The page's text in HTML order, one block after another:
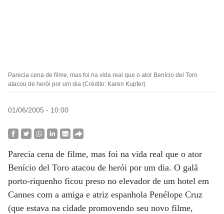
Parecia cena de filme, mas foi na vida real que o ator Benício del Toro
atacou de herói por um dia (Crédito: Karen Kupfer)
01/06/2005 - 10:00
Parecia cena de filme, mas foi na vida real que o ator
Benício del Toro atacou de herói por um dia. O galã
porto-riquenho ficou preso no elevador de um hotel em
Cannes com a amiga e atriz espanhola Penélope Cruz
(que estava na cidade promovendo seu novo filme,